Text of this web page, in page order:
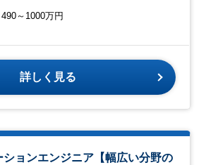
490～1000万円
詳しく見る
ョンエンジニア【幅広い分野の